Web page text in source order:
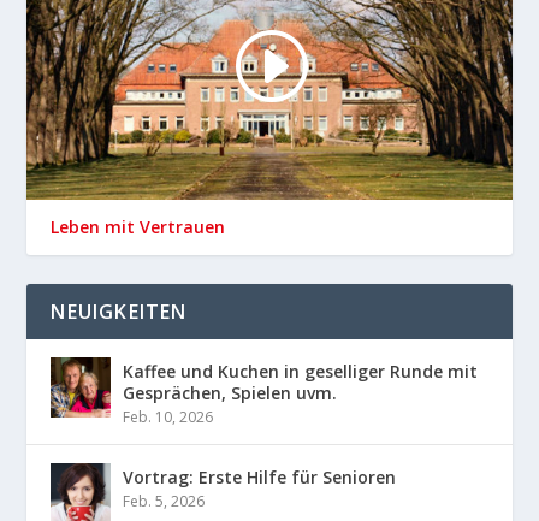
Leben mit Vertrauen
NEUIGKEITEN
Kaffee und Kuchen in geselliger Runde mit
Gesprächen, Spielen uvm.
Feb. 10, 2026
Vortrag: Erste Hilfe für Senioren
Feb. 5, 2026